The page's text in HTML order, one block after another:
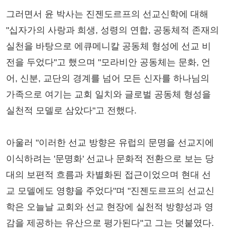
그러면서 윤 박사는 진젠도르프의 선교신학에 대해
"십자가의 사랑과 희생, 성령의 연합, 공동체적 존재의
실천을 바탕으로 에큐메니칼 공동체 형성에 선교 비
전을 두었다"고 했으며 "모라비안 공동체는 문화, 언
어, 신분, 교단의 경계를 넘어 모든 신자를 하나님의
가족으로 여기는 교회 일치와 글로벌 공동체 형성을
실천적 모델로 삼았다"고 전했다.
아울러 "이러한 선교 방향은 유럽의 문명을 선교지에
이식하려는 '문명화' 선교나 문화적 전환으로 보는 당
대의 보편적 흐름과 차별화된 접근이었으며 현대 선
교 모델에도 영향을 주었다"며 "진젠도르프의 선교신
학은 오늘날 교회와 선교 현장에 실천적 방향성과 영
감을 제공하는 유산으로 평가된다"고 그는 덧붙였다.